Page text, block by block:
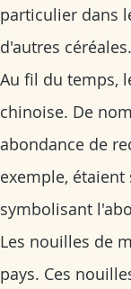
particulier dans
d'autres céréales.
Au fil du temps,
chinoise. De
abondance de
exemple,
symbolisant
Les nouilles de
pays. Ces